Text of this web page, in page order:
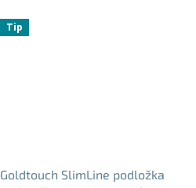
Tip
Goldtouch SlimLine podložka